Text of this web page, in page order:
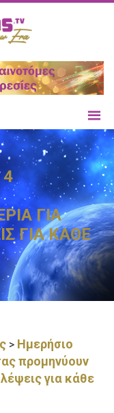
ΓΙΑ
ΓΙΑ ΚΑΘΕ
> Ημερήσιο
προμηνύουν
για κάθε